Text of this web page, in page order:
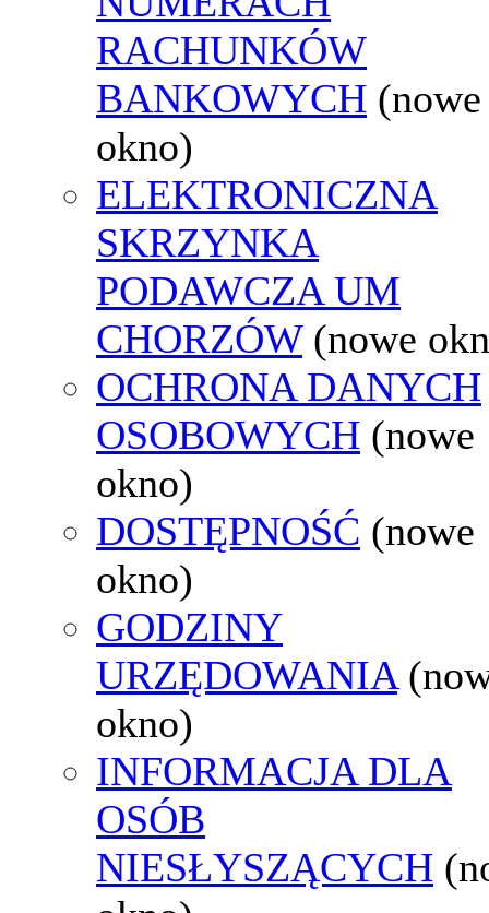
RACHUNKÓW
BANKOWYCH (nowe
okno)
ELEKTRONICZNA
SKRZYNKA
PODAWCZA UM
CHORZÓW (nowe
OCHRONA DANYCH
OSOBOWYCH (nowe
okno)
DOSTĘPNOŚĆ (nowe
okno)
GODZINY
URZĘDOWANIA
okno)
INFORMACJA DLA
OSÓB
NIESŁYSZĄCYCH